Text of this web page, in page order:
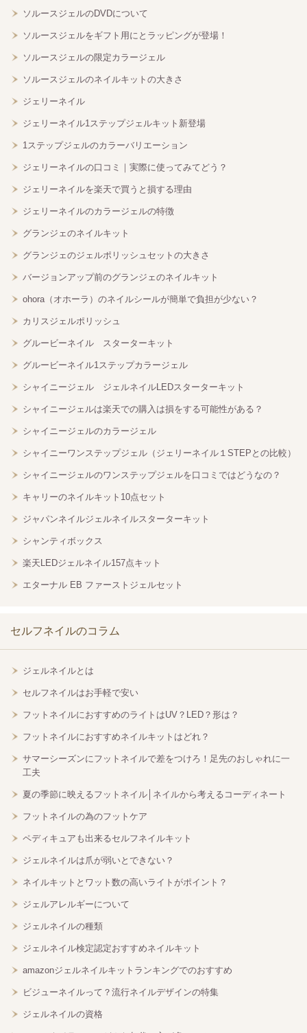
ソルースジェルのDVDについて
ソルースジェルをギフト用にとラッピングが登場！
ソルースジェルの限定カラージェル
ソルースジェルのネイルキットの大きさ
ジェリーネイル
ジェリーネイル1ステップジェルキット新登場
1ステップジェルのカラーバリエーション
ジェリーネイルの口コミ｜実際に使ってみてどう？
ジェリーネイルを楽天で買うと損する理由
ジェリーネイルのカラージェルの特徴
グランジェのネイルキット
グランジェのジェルポリッシュセットの大きさ
バージョンアップ前のグランジェのネイルキット
ohora（オホーラ）のネイルシールが簡単で負担が少ない？
カリスジェルポリッシュ
グルービーネイル スターターキット
グルービーネイル1ステップカラージェル
シャイニージェル ジェルネイルLEDスターターキット
シャイニージェルは楽天での購入は損をする可能性がある？
シャイニージェルのカラージェル
シャイニーワンステップジェル（ジェリーネイル１STEPとの比較）
シャイニージェルのワンステップジェルを口コミではどうなの？
キャリーのネイルキット10点セット
ジャパンネイルジェルネイルスターターキット
シャンティボックス
楽天LEDジェルネイル157点キット
エターナル EB ファーストジェルセット
セルフネイルのコラム
ジェルネイルとは
セルフネイルはお手軽で安い
フットネイルにおすすめのライトはUV？LED？形は？
フットネイルにおすすめネイルキットはどれ？
サマーシーズンにフットネイルで差をつけろ！足先のおしゃれに一
工夫
夏の季節に映えるフットネイル│ネイルから考えるコーディネート
フットネイルの為のフットケア
ペディキュアも出来るセルフネイルキット
ジェルネイルは爪が弱いとできない？
ネイルキットとワット数の高いライトがポイント？
ジェルアレルギーについて
ジェルネイルの種類
ジェルネイル検定認定おすすめネイルキット
amazonジェルネイルキットランキングでのおすすめ
ビジューネイルって？流行ネイルデザインの特集
ジェルネイルの資格